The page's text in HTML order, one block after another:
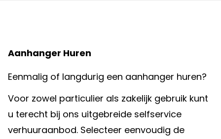
Aanhanger Huren
Eenmalig of langdurig een aanhanger huren?
Voor zowel particulier als zakelijk gebruik kunt
u terecht bij ons uitgebreide selfservice
verhuuraanbod. Selecteer eenvoudig de